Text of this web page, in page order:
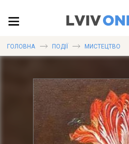
ПУБЛІКАЦІЇ
ГОЛОВНА ПОДІЇ МИСТЕЦТВО